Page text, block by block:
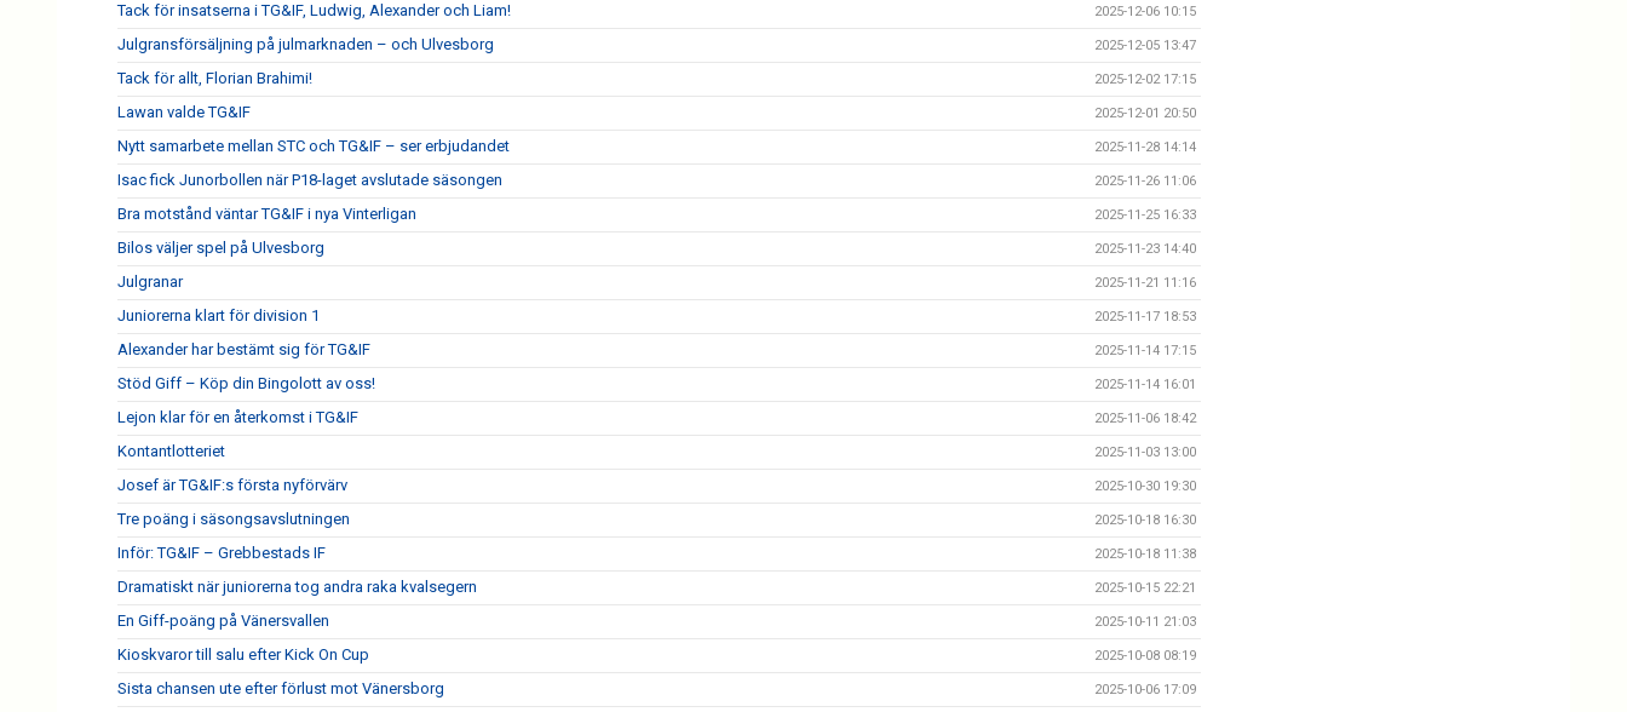
Tack för insatserna i TG&IF, Ludwig, Alexander och Liam! 2025-12-06 10:15
Julgransförsäljning på julmarknaden – och Ulvesborg 2025-12-05 13:47
Tack för allt, Florian Brahimi! 2025-12-02 17:15
Lawan valde TG&IF 2025-12-01 20:50
Nytt samarbete mellan STC och TG&IF – ser erbjudandet 2025-11-28 14:14
Isac fick Junorbollen när P18-laget avslutade säsongen 2025-11-26 11:06
Bra motstånd väntar TG&IF i nya Vinterligan 2025-11-25 16:33
Bilos väljer spel på Ulvesborg 2025-11-23 14:40
Julgranar 2025-11-21 11:16
Juniorerna klart för division 1 2025-11-17 18:53
Alexander har bestämt sig för TG&IF 2025-11-14 17:15
Stöd Giff – Köp din Bingolott av oss! 2025-11-14 16:01
Lejon klar för en återkomst i TG&IF 2025-11-06 18:42
Kontantlotteriet 2025-11-03 13:00
Josef är TG&IF:s första nyförvärv 2025-10-30 19:30
Tre poäng i säsongsavslutningen 2025-10-18 16:30
Inför: TG&IF – Grebbestads IF 2025-10-18 11:38
Dramatiskt när juniorerna tog andra raka kvalsegern 2025-10-15 22:21
En Giff-poäng på Vänersvallen 2025-10-11 21:03
Kioskvaror till salu efter Kick On Cup 2025-10-08 08:19
Sista chansen ute efter förlust mot Vänersborg 2025-10-06 17:09